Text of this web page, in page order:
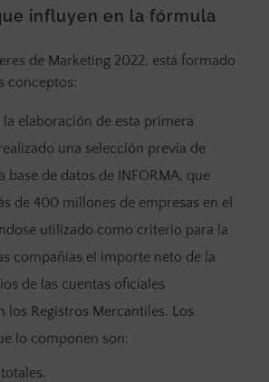
influyen en la fórmula
de Marketing 2022, está formado
conceptos:
la elaboración de esta primera
una selección previa de
base de datos de INFORMA, que
de 400 millones de empresas en el
utilizado como criterio para la
compañías el importe neto de la
de las cuentas oficiales
los Registros Mercantiles. Los
lo componen son: